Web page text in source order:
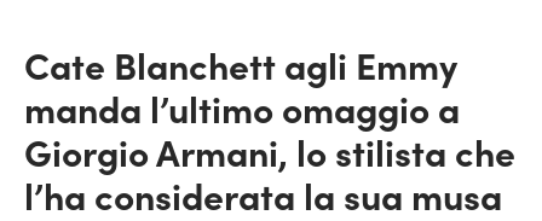
Cate Blanchett agli Emmy
manda l’ultimo omaggio a
Giorgio Armani, lo stilista che
l’ha considerata la sua musa